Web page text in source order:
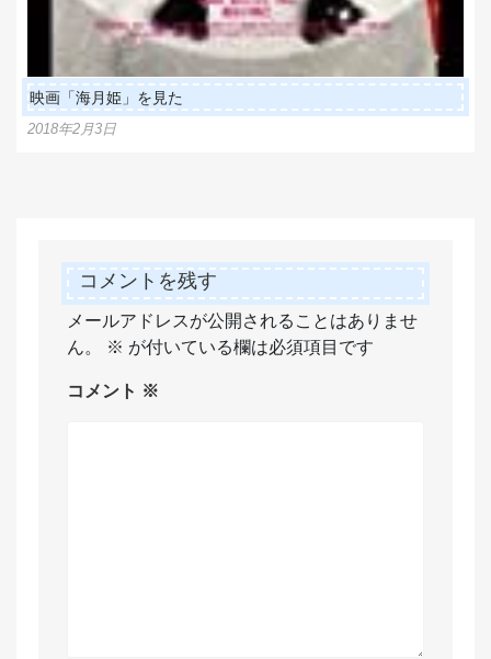
映画「海月姫」を見た
2018年2月3日
コメントを残す
メールアドレスが公開されることはありませ
ん。
※ が付いている欄は必須項目です
コメント ※